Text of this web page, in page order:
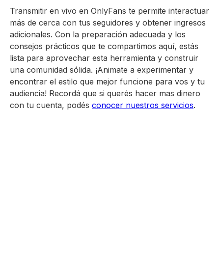
Transmitir en vivo en OnlyFans te permite interactuar
más de cerca con tus seguidores y obtener ingresos
adicionales. Con la preparación adecuada y los
consejos prácticos que te compartimos aquí, estás
lista para aprovechar esta herramienta y construir
una comunidad sólida. ¡Animate a experimentar y
encontrar el estilo que mejor funcione para vos y tu
audiencia! Recordá que si querés hacer mas dinero
con tu cuenta, podés conocer nuestros servicios.